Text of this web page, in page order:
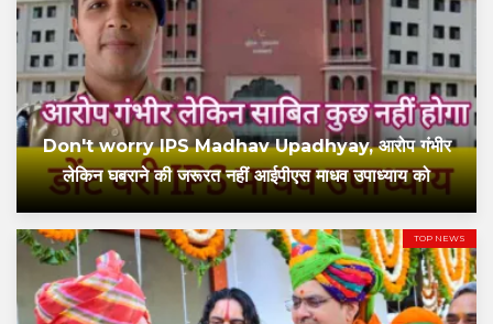
Don't worry IPS Madhav Upadhyay, आरोप गंभीर
लेकिन घबराने की जरूरत नहीं आईपीएस माधव उपाध्याय को
TOP NEWS